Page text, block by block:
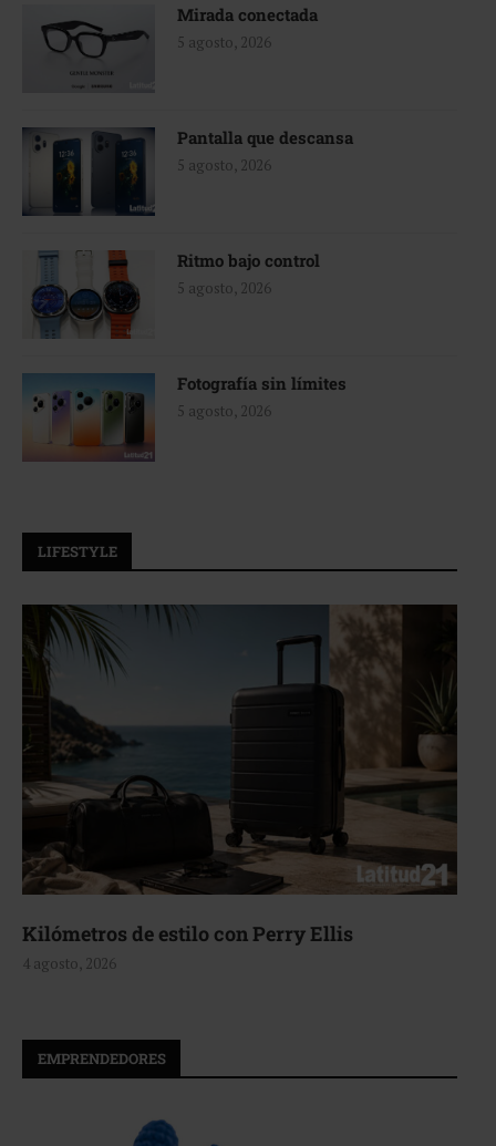
Mirada conectada
5 agosto, 2026
Pantalla que descansa
5 agosto, 2026
Ritmo bajo control
5 agosto, 2026
Fotografía sin límites
5 agosto, 2026
LIFESTYLE
Kilómetros de estilo con Perry Ellis
4 agosto, 2026
EMPRENDEDORES